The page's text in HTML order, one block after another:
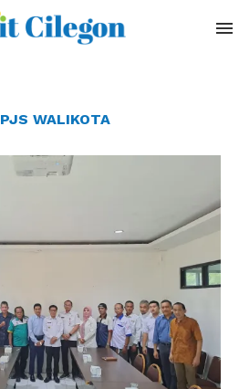
PJS WALIKOTA